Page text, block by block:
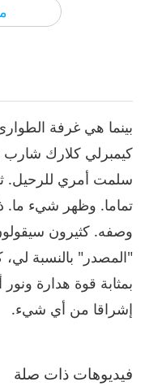
2019-12-02
بينما هي غرفة
كيمبرلي كلارك شارب
سلمت أمري للرحيل.
تماما. وظهر شيء ما.
وصفه. كثيرون
"المصدر" بالنسبة
بمثابة قوة هدارة
إشراقا من أي شيء.
فيديوهات ذات صلة